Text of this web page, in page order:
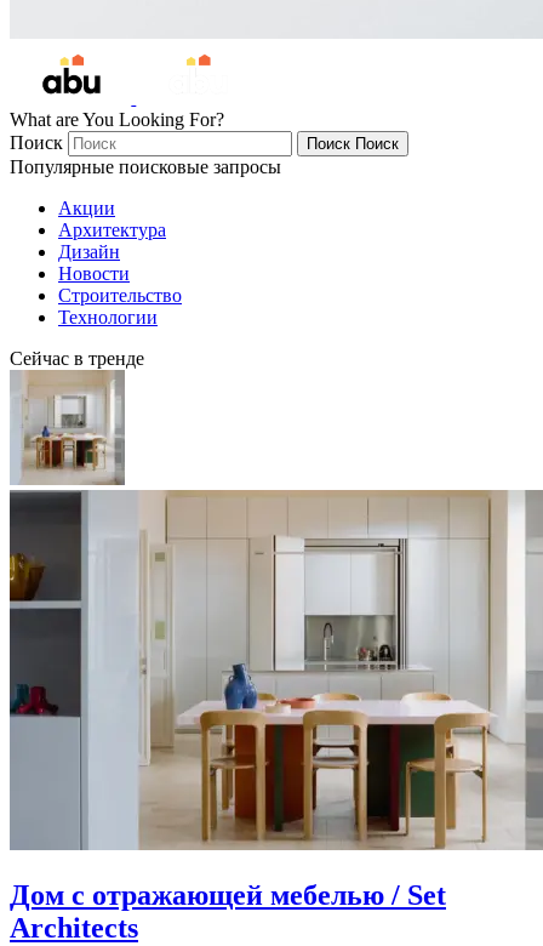
What are You Looking For?
Поиск
Поиск Поиск
Популярные поисковые запросы
Акции
Архитектура
Дизайн
Новости
Строительство
Технологии
Сейчас в тренде
Дом с отражающей мебелью / Set
Architects